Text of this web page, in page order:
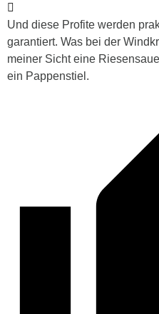
Und diese Profite werden
garantiert. Was bei der
meiner Sicht eine
ein Pappenstiel.